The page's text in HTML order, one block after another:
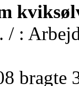
. / :
bragte